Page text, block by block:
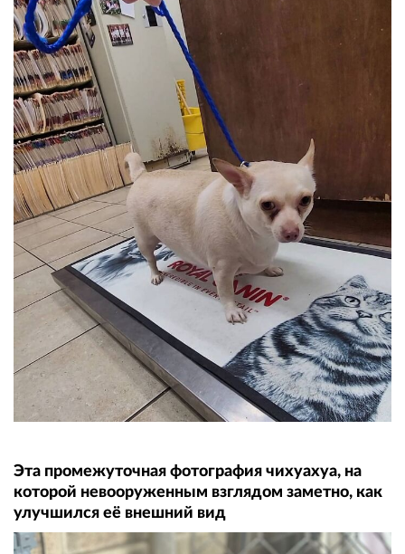
Эта промежуточная фотография чихуахуа, на
которой невооруженным взглядом заметно, как
улучшился её внешний вид